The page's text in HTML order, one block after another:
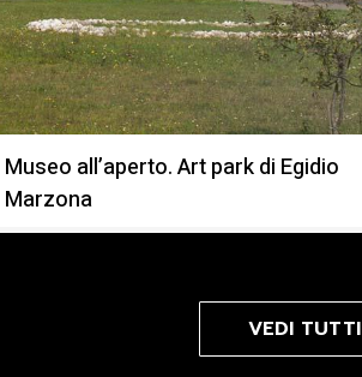
Museo all’aperto. Art park di Egidio
Marzona
VEDI TUTTI